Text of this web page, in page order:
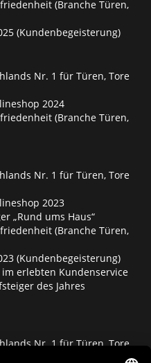
(Branche Türen,
(Kundenbegeisterung)
Nr. 1 für Türen, Tore
2024
(Branche Türen,
Nr. 1 für Türen, Tore
2023
„Rund ums Haus“
(Branche Türen,
(Kundenbegeisterung)
im erlebten Kundenservice
des Jahres
Nr. 1 für Türen, Tore